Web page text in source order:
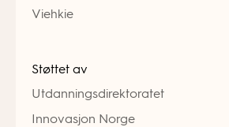
Viehkie
Støttet av
Utdanningsdirektoratet
Innovasjon Norge